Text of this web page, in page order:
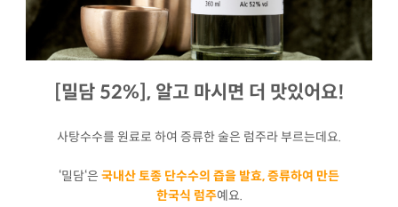
[밀담 52%], 알고 마시면 더 맛있어요!
사탕수수를 원료로 하여 증류한 술은 럼주라 부르는데요.
‘밀담‘은 국내산 토종 단수수의 즙을 발효, 증류하여 만든
한국식 럼주예요.